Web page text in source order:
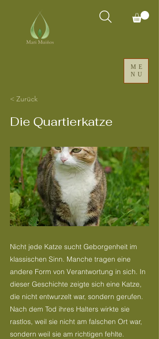
ME
NU
< Zurück
Die Quartierkatze
Nicht jede Katze sucht Geborgenheit im
klassischen Sinn. Manche tragen eine
andere Form von Verantwortung in sich. In
dieser Geschichte zeigte sich eine Katze,
die nicht entwurzelt war, sondern gerufen.
Nach dem Tod ihres Halters wirkte sie
rastlos, weil sie nicht am falschen Ort war,
sondern weil sie am richtigen fehlte.